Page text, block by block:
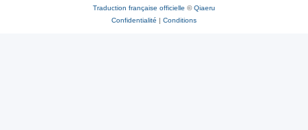
Traduction française officielle ©Qiaeru
Confidentialité | Conditions